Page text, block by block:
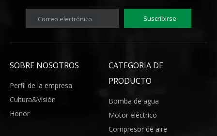
Correo electrónico Suscribirse
SOBRE NOSOTROS
Perfil de la empresa
Cultura&Visión
Honor
CATEGORIA DE
PRODUCTO
Bomba de agua
Motor eléctrico
Compresor de aire